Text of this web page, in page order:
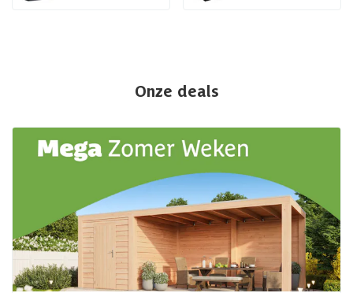
Onze deals